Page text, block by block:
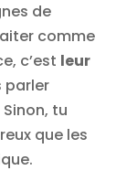
de
comme
c’est leur
parler
tu
que les